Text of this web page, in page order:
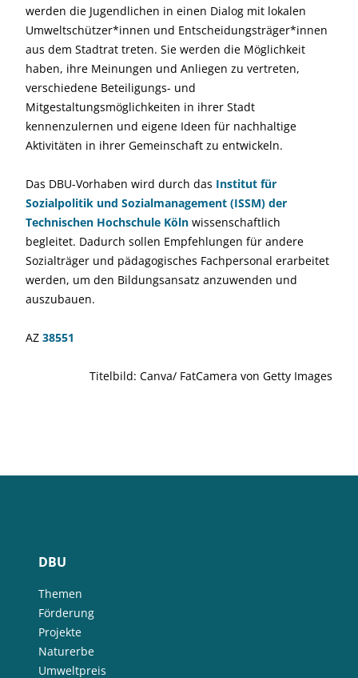
werden die Jugendlichen in einen Dialog mit lokalen
Umweltschützer*innen und Entscheidungsträger*innen
aus dem Stadtrat treten. Sie werden die Möglichkeit
haben, ihre Meinungen und Anliegen zu vertreten,
verschiedene Beteiligungs- und
Mitgestaltungsmöglichkeiten in ihrer Stadt
kennenzulernen und eigene Ideen für nachhaltige
Aktivitäten in ihrer Gemeinschaft zu entwickeln.
Das DBU-Vorhaben wird durch das Institut für
Sozialpolitik und Sozialmanagement (ISSM) der
Technischen Hochschule Köln wissenschaftlich
begleitet. Dadurch sollen Empfehlungen für andere
Sozialträger und pädagogisches Fachpersonal erarbeitet
werden, um den Bildungsansatz anzuwenden und
auszubauen.
AZ 38551
Titelbild: Canva/ FatCamera von Getty Images
DBU
Themen
Förderung
Projekte
Naturerbe
Umweltpreis